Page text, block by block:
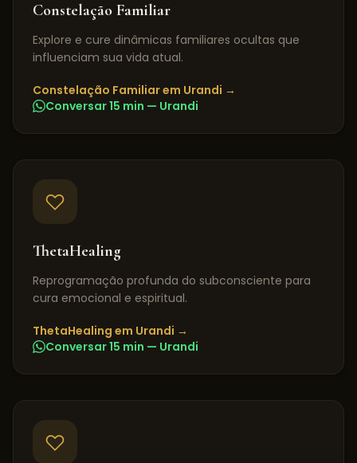
Constelação Familiar
Explore e cure dinâmicas familiares ocultas que
influenciam sua vida atual.
Constelação Familiarem Urandi →
Conversar 15 min — Urandi
ThetaHealing
Reprogramação profunda do subconsciente para
cura emocional e espiritual.
ThetaHealing em Urandi →
Conversar 15 min — Urandi